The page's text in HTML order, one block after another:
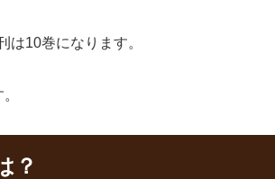
10巻になります。
？